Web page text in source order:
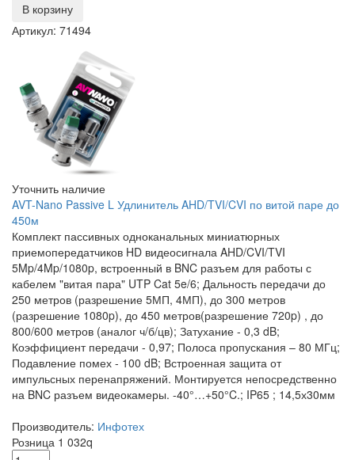
В корзину
Артикул: 71494
Уточнить наличие
AVT-Nano Passive L Удлинитель AHD/TVI/CVI по витой паре до
450м
Комплект пассивных одноканальных миниатюрных
приемопередатчиков HD видеосигнала AHD/CVI/TVI
5Mp/4Mp/1080p, встроенный в BNC разъем для работы с
кабелем "витая пара" UTP Cat 5e/6; Дальность передачи до
250 метров (разрешение 5МП, 4МП), до 300 метров
(разрешение 1080p), до 450 метров(разрешение 720p) , до
800/600 метров (аналог ч/б/цв); Затухание - 0,3 dB;
Коэффициент передачи - 0,97; Полоса пропускания – 80 МГц;
Подавление помех - 100 dB; Встроенная защита от
импульсных перенапряжений. Монтируется непосредственно
на BNC разъем видеокамеры. -40°…+50°C.; IP65 ; 14,5х30мм
Производитель: Инфотех
Розница 1 032q